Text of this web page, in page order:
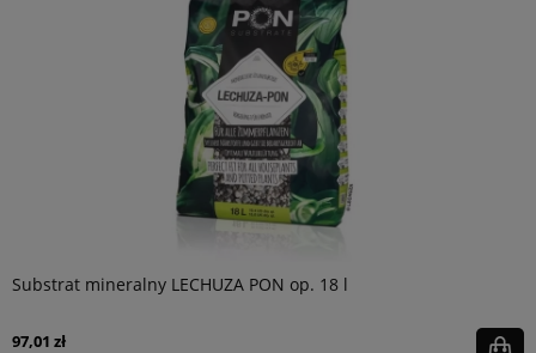
Substrat mineralny LECHUZA PON op. 18 l
97,01 zł